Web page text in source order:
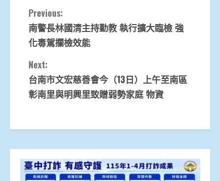
Continue
Reading
Previous:
南警長林國清主持勤教 執行擴大臨檢 強
化毒駕攔檢效能
Next:
台南市文宏慈善會今（13日）上午至南區
彰南里與明興里致贈弱勢家庭 物資